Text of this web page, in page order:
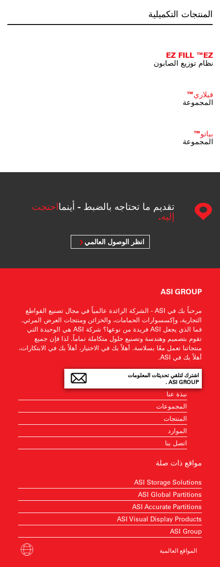
المنتجات التكميلية
EZ FILL ™EZ
نظام توزيع الصابون
فيلاري™
المجموعة
بياتو™
المجموعة
تقديم ما تحتاجه بالضبط - أينمااحتجت
إليه.
انظر الوصول العالمي
ASI GROUP
مرحباً بك في ASI - الشركة الرائدة عالمياً في مجال تصنيع القواطع
التجارية، وإكسسوارات الحمامات، والخزائن ومنتجات العرض المرئي.
فما الذي يجعل ASI فريدة من نوعها؟ شركة ASI هي الوحيدة التي
تقوم بتصميم وهندسة وتصنيع حلول متكاملة تماماً. لذا فإن جميع
منتجاتنا تعمل معًا بسلاسة. أهلاً بك في الاختيار، أهلاً بك في الابتكارات،
أهلاً بك في ASI.
اشترك لتلقي تحديثات المعلومات
ASI GROUP .
نبذة عنا
المجموعات
المنتجات
الموارد
اتصل بنا
مواقع ذات صلة
ASI Storage Solutions
ASI Global Partitions
ASI Accurate Partitions
ASI Visual Display Products
ASI Group
المواقع العالمية